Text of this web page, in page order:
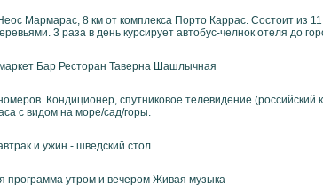
Мармарас, 8 км от комплекса Порто Каррас. Состоит из
3 раза в день курсирует автобус-челнок отеля до
Бар Ресторан Таверна Шашлычная
Кондиционер, спутниковое телевидение
с видом на море/сад/горы.
и ужин - шведский стол
программа утром и вечером Живая музыка